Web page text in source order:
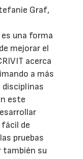
Graf,
una forma
mejorar el
acerca
a más
disciplinas
este
de
pruebas
también su